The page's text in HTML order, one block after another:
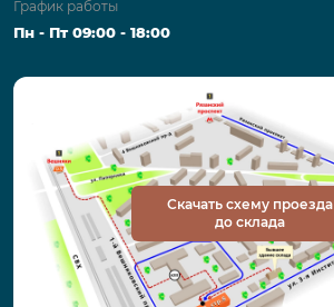
График работы
Пн - Пт 09:00 - 18:00
Скачать схему проезда
до склада